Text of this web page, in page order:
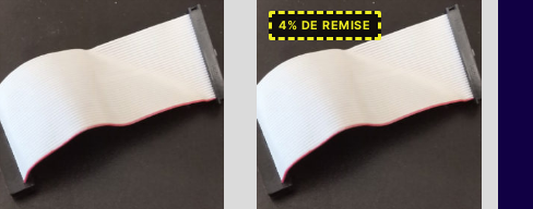
4% DE REMISE